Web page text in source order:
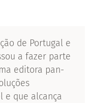
de Portugal e
a fazer parte
editora pan-
e que alcança